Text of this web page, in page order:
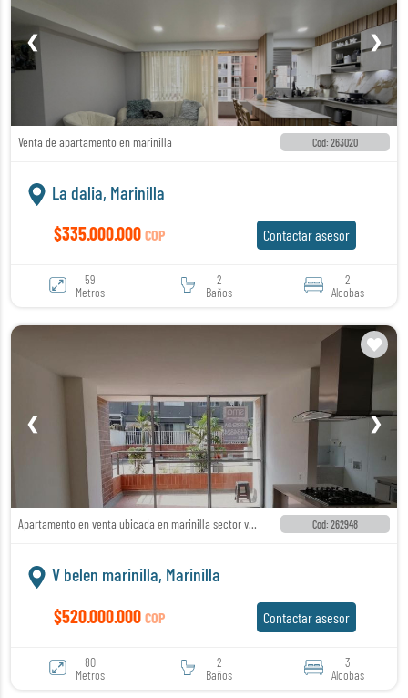
❮ ❯
Venta de apartamento en marinilla Cod: 263020
La dalia, Marinilla
$335.000.000 COP Contactar asesor
59
Metros
2
Baños
2
Alcobas
❮ ❯
Apartamento en venta ubicada en marinilla sector vereda belen Cod: 262948
V belen marinilla, Marinilla
$520.000.000 COP Contactar asesor
80
Metros
2
Baños
3
Alcobas